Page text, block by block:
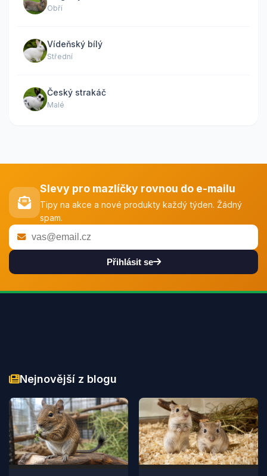
Obří
Vídeňský bílý
Střední
Český strakáč
Malé
Slevy pro mazlíčky rovnou do e-mailu
Tipy na akce a nové produkty každý týden. Žádný
spam.
Přihlásit se
Nejnovější z blogu